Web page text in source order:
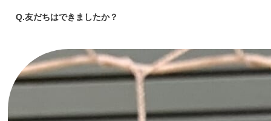
Q.友だちはできましたか？